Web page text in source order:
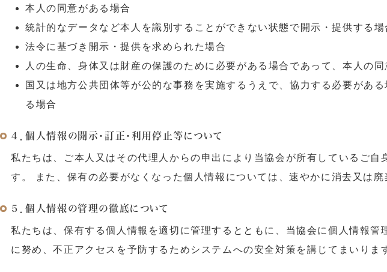
本人の同意がある場合
統計的なデータなど本人を識別することができない状態で開示・提供する場
法令に基づき開示・提供を求められた場合
人の生命、身体又は財産の保護のために必要がある場合であって、本人の
国又は地方公共団体等が公的な事務を実施するうえで、協力する必要があ
る場合
４．個人情報の開示・訂正・利用停止等について
私たちは、ご本人又はその代理人からの申出により当協会が所有しているご
す。 また、保有の必要がなくなった個人情報については、速やかに消去又は廃
５．個人情報の管理の徹底について
私たちは、保有する個人情報を適切に管理するとともに、当協会に個人情報
に努め、不正アクセスを予防するためシステムへの安全対策を講じてまいりま